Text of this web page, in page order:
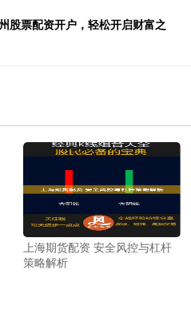
股票配资开户，轻松开启财富之
上海期货配资 安全风控与杠杆
策略解析